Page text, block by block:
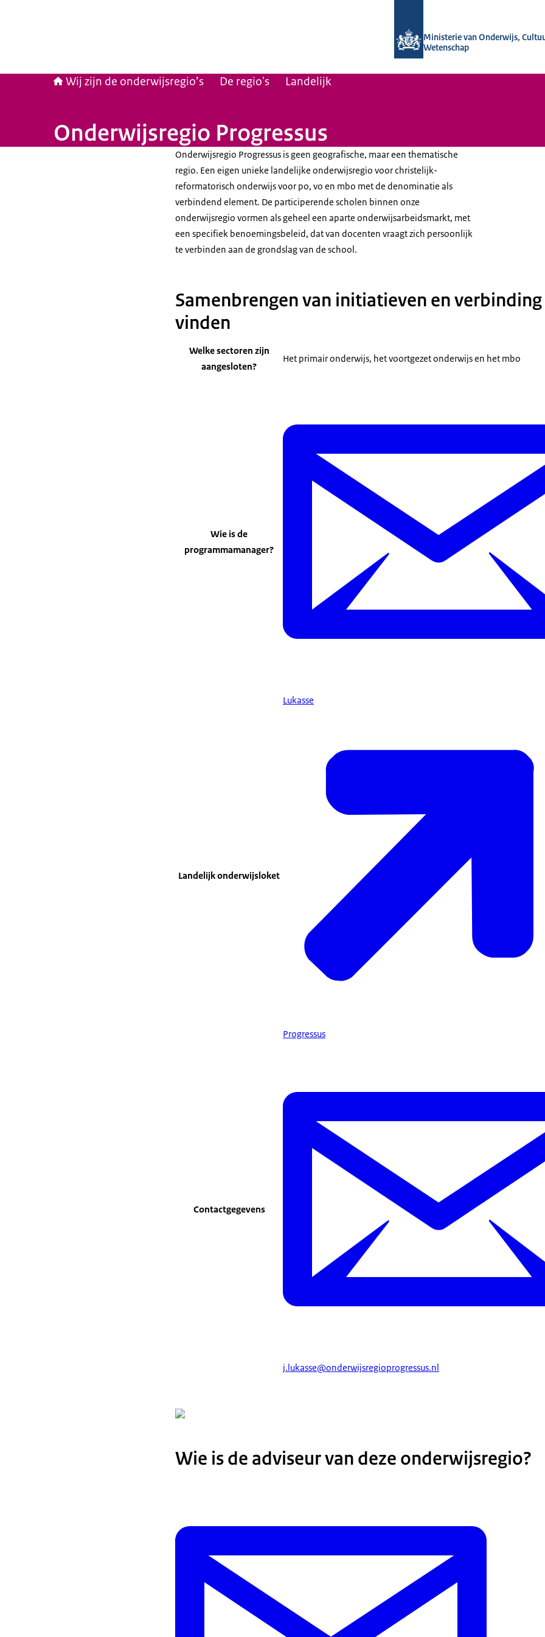
Ministerie van Onderwijs,
Wetenschap
Wij zijn de onderwijsregio’s De regio's Landelijk
Onderwijsregio Progressus
Onderwijsregio Progressus is geen geografische, maar een thematische
regio. Een eigen unieke landelijke onderwijsregio voor christelijk-
reformatorisch onderwijs voor po, vo en mbo met de denominatie als
verbindend element. De participerende scholen binnen onze
onderwijsregio vormen als geheel een aparte onderwijsarbeidsmarkt, met
een specifiek benoemingsbeleid, dat van docenten vraagt zich persoonlijk
te verbinden aan de grondslag van de school.
Samenbrengen van initiatieven en
vinden
Welke sectoren zijn
aangesloten?
Het primair onderwijs, het voortgezet onderwijs en het mbo
Wie is de
programmamanager?
Lukasse
Landelijk onderwijsloket
Progressus
Contactgegevens
j.lukasse@onderwijsregioprogressus.nl
Wie is de adviseur van deze onderwijsregio?